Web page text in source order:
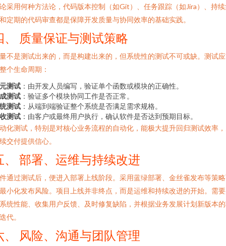
采用何种方法论，代码版本控制（如Git）、任务跟踪（如Jira）、持
定期的代码审查都是保障开发质量与协同效率的基础实践。
、 质量保证与测试策略
不是测试出来的，而是构建出来的，但系统性的测试不可或缺。测试
个生命周期：
测试 ：由开发人员编写，验证单个函数或模块的正确性。
测试 ：验证多个模块协同工作是否正常。
测试 ：从端到端验证整个系统是否满足需求规格。
测试 ：由客户或最终用户执行，确认软件是否达到预期目标。
化测试，特别是对核心业务流程的自动化，能极大提升回归测试效率
交付提供信心。
、 部署、运维与持续改进
通过测试后，便进入部署上线阶段。采用蓝绿部署、金丝雀发布等策
小化发布风险。项目上线并非终点，而是运维和持续改进的开始。需
统性能、收集用户反馈、及时修复缺陷，并根据业务发展计划新版本
代。
、 风险、沟通与团队管理